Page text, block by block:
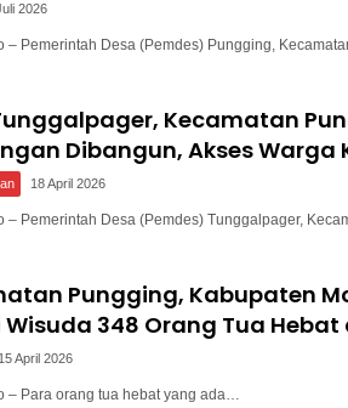
2026
– Pemerintah Desa (Pemdes) Pungging,
Kecamatan
Dibangun, Akses Warga
18 April 2026
– Pemerintah Desa (Pemdes) Tunggalpager,
Pungging, Kabupaten
348 Orang Tua Hebat
15 April 2026
– Para orang tua hebat yang ada…